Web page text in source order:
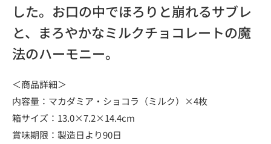
した。お口の中でほろりと崩れるサブレ
と、まろやかなミルクチョコレートの魔
法のハーモニー。
＜商品詳細＞
内容量：マカダミア・ショコラ（ミルク）×4枚
箱サイズ：13.0×7.2×14.4cm
賞味期限：製造日より90日